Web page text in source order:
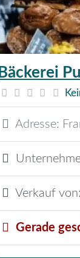
Bäckerei
Adresse:
Verkauf von:
Gerade